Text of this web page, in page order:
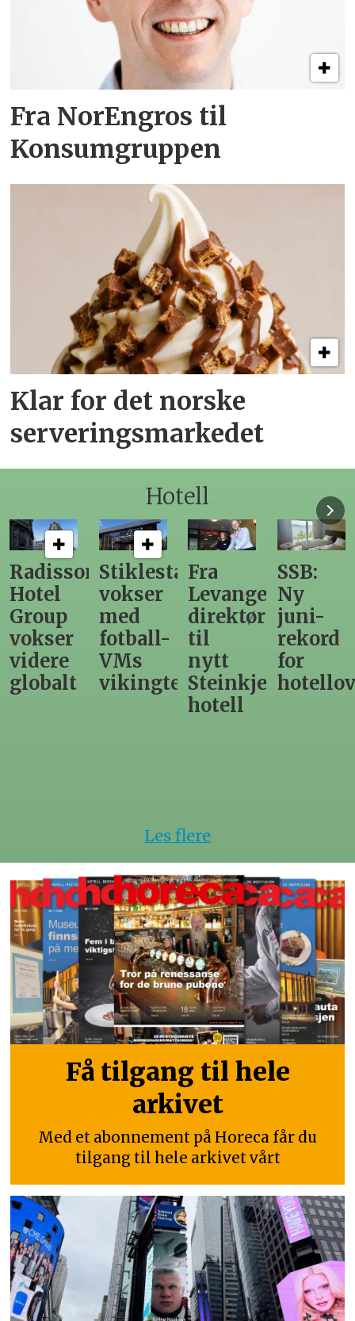
Fra NorEngros til
Konsumgruppen
Klar for det norske
serveringsmarkedet
Hotell
Stiklestad
vokser
med
fotball-
VMs
vikingtematikk
Fra
Levanger-
direktør
til
nytt
Steinkjer-
SSB:
Ny
juni-
rekord
for
Elendig
gir
utslag
for
Les flere
Få tilgang til hele
arkivet
Med et abonnement på Horeca får du
tilgang til hele arkivet vårt